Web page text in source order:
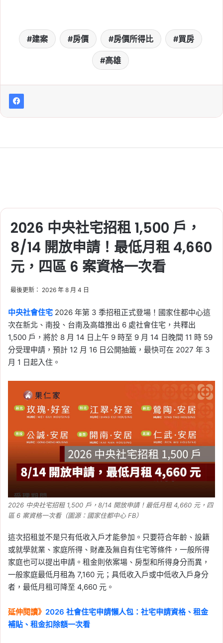
建案 房價 房價所得比 買房
高雄
2026 中央社宅招租 1,500 戶，
8/14 開放申請！最低月租 4,660
元，四區 6 案資格一次看
最後更新： 2026 年 8 月 4 日
中央社會住宅 2026 年第 3 季招租正式登場！國家住都中心這
次在新北、南投、台南及高雄推出 6 處社會住宅，共釋出
1,500 戶，將於 8 月 14 日上午 9 時至 9 月 14 日晚間 11 時 59
分受理申請，預計 12 月 16 日公開抽籤，最快可在 2027 年 3
月 1 日起入住。
2026 中央社宅招租 1,500 戶，8/14 開放申請！最低月租 4,660 元，四
區 6 案資格一次看（圖源：國家住都中心 FB）
這次招租並不是只有低收入戶才能參加。只要符合年齡、設籍
或就學就業、家庭所得、財產及無自有住宅等條件，一般所得
家庭也可以提出申請。租金則依案場、房型和所得身分而異，
一般家庭最低月租為 7,160 元；具低收入戶或中低收入戶身分
者，最低月租可降至 4,660 元。
延伸閱讀》 2026 社會住宅申請懶人包：社宅申請資格、租金
補貼、租金扣除額一次看